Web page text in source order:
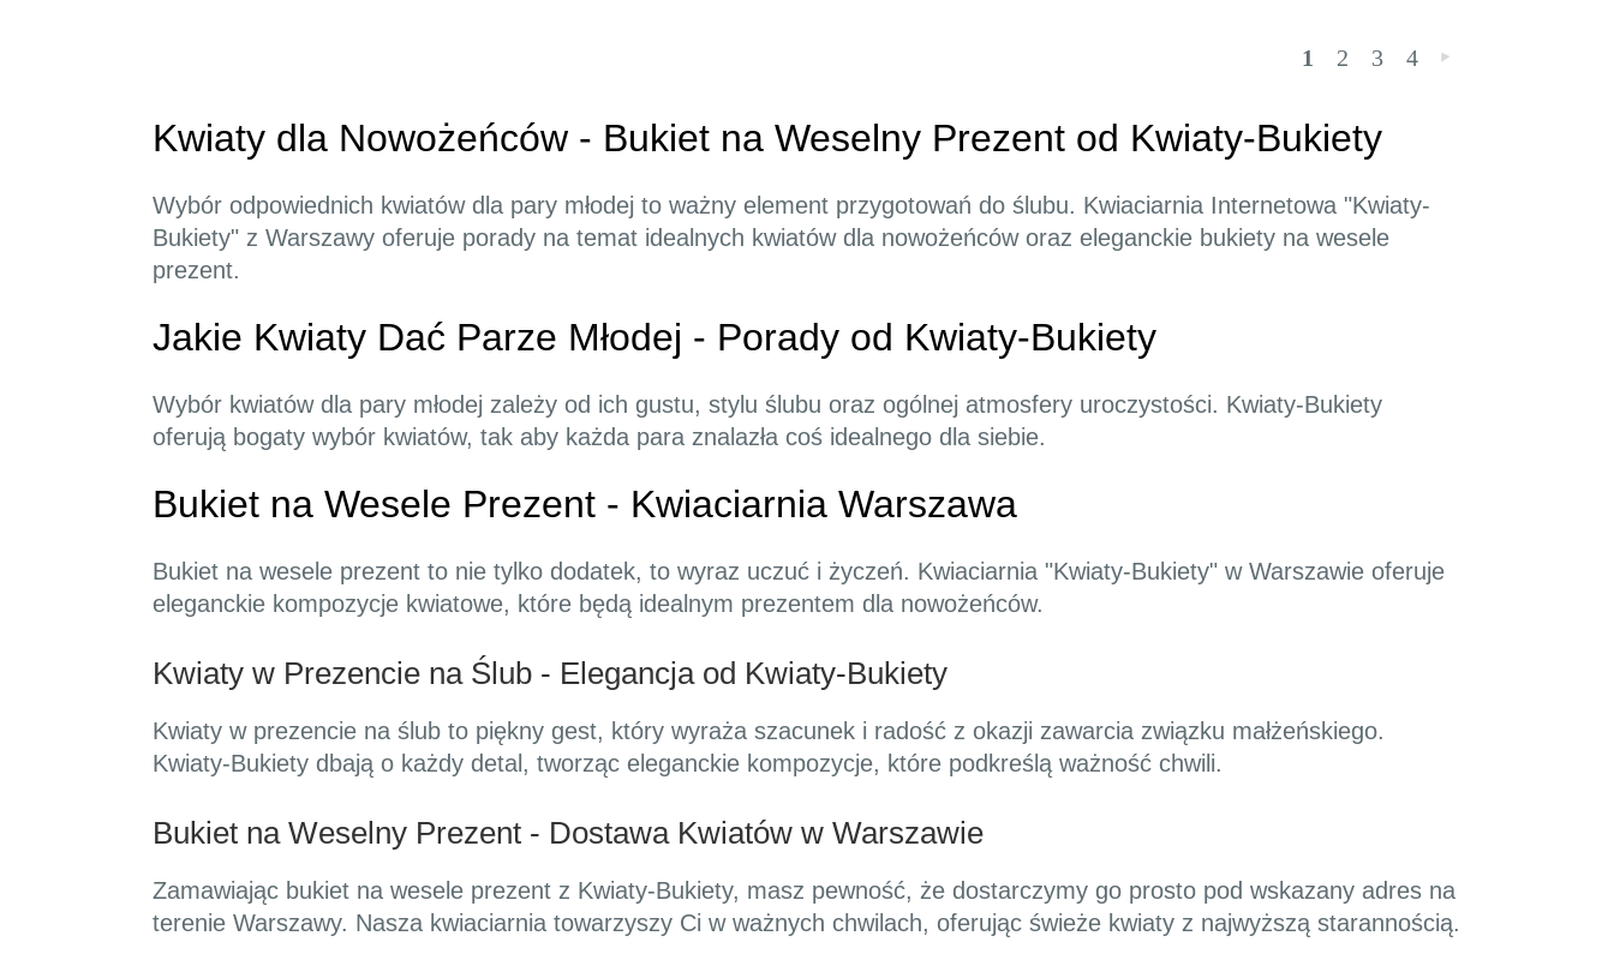
1 2 3 4 »
Kwiaty dla Nowożeńców - Bukiet na Weselny Prezent od Kwiaty-Bukiety
Wybór odpowiednich kwiatów dla pary młodej to ważny element przygotowań do ślubu. Kwiaciarnia Internetowa "Kwiaty-
Bukiety" z Warszawy oferuje porady na temat idealnych kwiatów dla nowożeńców oraz eleganckie bukiety na wesele
prezent.
Jakie Kwiaty Dać Parze Młodej - Porady od Kwiaty-Bukiety
Wybór kwiatów dla pary młodej zależy od ich gustu, stylu ślubu oraz ogólnej atmosfery uroczystości. Kwiaty-Bukiety
oferują bogaty wybór kwiatów, tak aby każda para znalazła coś idealnego dla siebie.
Bukiet na Wesele Prezent - Kwiaciarnia Warszawa
Bukiet na wesele prezent to nie tylko dodatek, to wyraz uczuć i życzeń. Kwiaciarnia "Kwiaty-Bukiety" w Warszawie oferuje
eleganckie kompozycje kwiatowe, które będą idealnym prezentem dla nowożeńców.
Kwiaty w Prezencie na Ślub - Elegancja od Kwiaty-Bukiety
Kwiaty w prezencie na ślub to piękny gest, który wyraża szacunek i radość z okazji zawarcia związku małżeńskiego.
Kwiaty-Bukiety dbają o każdy detal, tworząc eleganckie kompozycje, które podkreślą ważność chwili.
Bukiet na Weselny Prezent - Dostawa Kwiatów w Warszawie
Zamawiając bukiet na wesele prezent z Kwiaty-Bukiety, masz pewność, że dostarczymy go prosto pod wskazany adres na
terenie Warszawy. Nasza kwiaciarnia towarzyszy Ci w ważnych chwilach, oferując świeże kwiaty z najwyższą starannością.